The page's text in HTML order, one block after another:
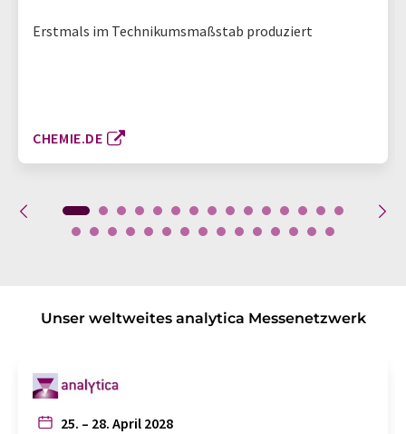
Erstmals im Technikumsmaßstab produziert
CHEMIE.DE
Unser weltweites analytica Messenetzwerk
25. – 28. April 2028